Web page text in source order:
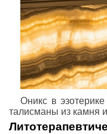
Оникс в
талисманы из камня